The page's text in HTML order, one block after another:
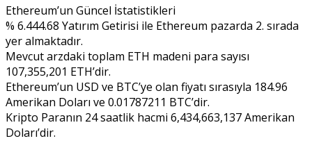
Ethereum’un Güncel İstatistikleri
% 6.444.68 Yatırım Getirisi ile Ethereum pazarda 2. sırada
yer almaktadır.
Mevcut arzdaki toplam ETH madeni para sayısı
107,355,201 ETH’dir.
Ethereum’un USD ve BTC’ye olan fiyatı sırasıyla 184.96
Amerikan Doları ve 0.01787211 BTC’dir.
Kripto Paranın 24 saatlik hacmi 6,434,663,137 Amerikan
Doları’dir.